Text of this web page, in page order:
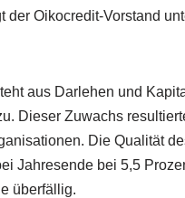
Oikocredit-Vorstand
aus Darlehen und
Dieser Zuwachs
Die Qualität
Jahresende bei 5,5
überfällig.